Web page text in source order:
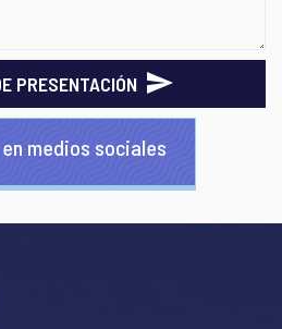
PRESENTACIÓN
medios sociales